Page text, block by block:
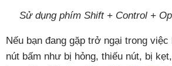
Sử dụng phím Shift + Control +
Nếu bạn đang gặp trở ngại trong
nút bấm như bị hỏng, thiếu nút, bị